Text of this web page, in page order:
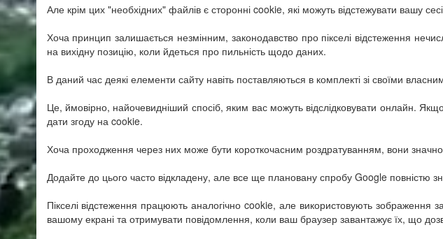
Але крім цих "необхідних" файлів є сторонні cookie, які можуть відстежувати вашу
Хоча принцип залишається незмінним, законодавство про пікселі відстеження
на вихідну позицію, коли йдеться про пильність щодо даних.
В даний час деякі елементи сайту навіть поставляються в комплекті зі своїми
Це, ймовірно, найочевидніший спосіб, яким вас можуть відслідковувати онлайн.
дати згоду на cookie.
Хоча проходження через них може бути короткочасним роздратуванням, вони
Додайте до цього часто відкладену, але все ще плановану спробу Google
Пікселі відстеження працюють аналогічно cookie, але використовують зображення
вашому екрані та отримувати повідомлення, коли ваш браузер завантажує їх, що